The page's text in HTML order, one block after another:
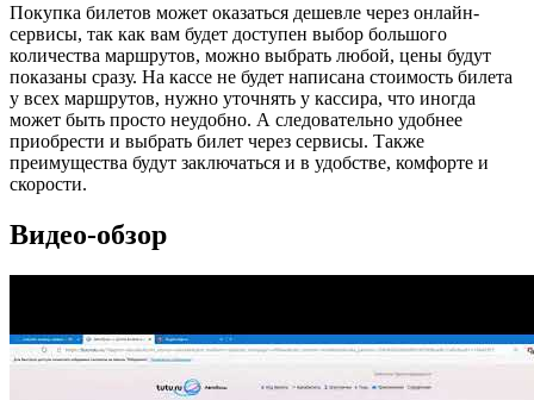
Покупка билетов может оказаться дешевле через онлайн-
сервисы, так как вам будет доступен выбор большого
количества маршрутов, можно выбрать любой, цены будут
показаны сразу. На кассе не будет написана стоимость билета
у всех маршрутов, нужно уточнять у кассира, что иногда
может быть просто неудобно. А следовательно удобнее
приобрести и выбрать билет через сервисы. Также
преимущества будут заключаться и в удобстве, комфорте и
скорости.
Видео-обзор